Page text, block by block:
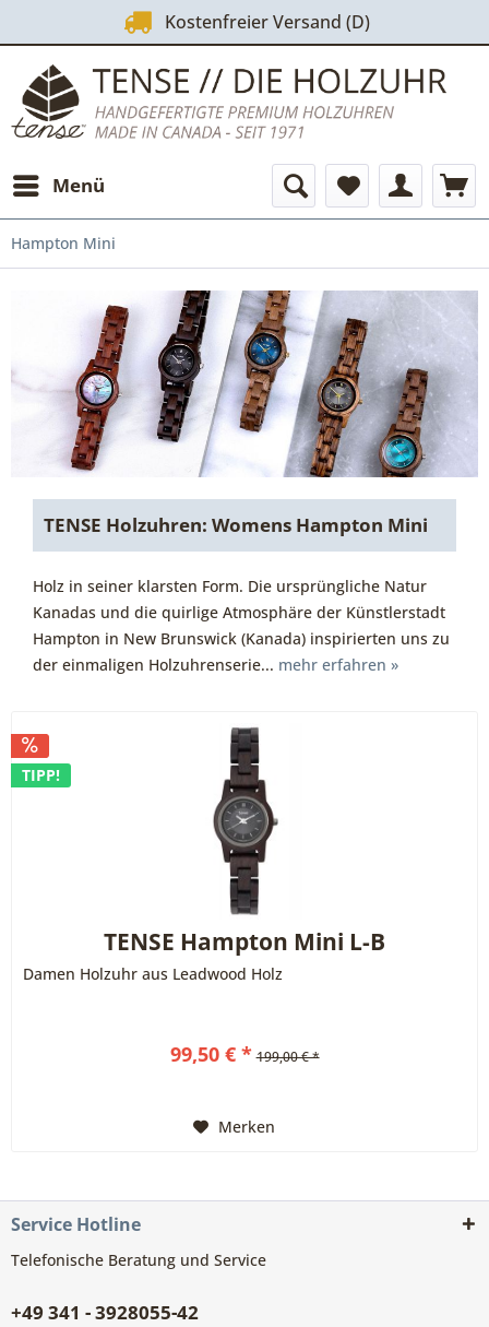
Kostenfreier Versand (D)
Menü
Hampton Mini
TENSE Holzuhren: Womens Hampton Mini
Holz in seiner klarsten Form. Die ursprüngliche Natur
Kanadas und die quirlige Atmosphäre der Künstlerstadt
Hampton in New Brunswick (Kanada) inspirierten uns zu
der einmaligen Holzuhrenserie... mehr erfahren »
TIPP!
TENSE Hampton Mini L-B
Damen Holzuhr aus Leadwood Holz
99,50 € * 199,00 € *
Merken
Service Hotline
Telefonische Beratung und Service
+49 341 - 3928055-42